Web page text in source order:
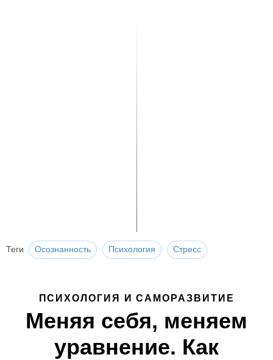
Теги Осознанность Психология Стресс
ПСИХОЛОГИЯ И САМОРАЗВИТИЕ
Меняя себя, меняем
уравнение. Как